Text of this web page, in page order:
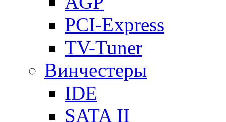
PCI-Express
TV-Tuner
Винчестеры
IDE
SATA II